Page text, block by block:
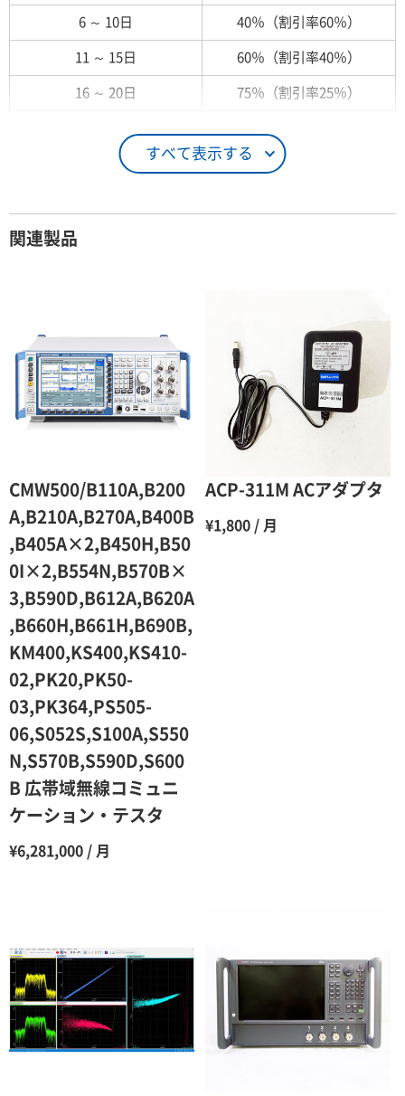
すべて表示する
6 ～ 10日 40％（割引率60％）
11 ～ 15日 60％（割引率40％）
16 ～ 20日 75％（割引率25％）
26日 ～ 1ヶ月 100％（割引率 0％）
90％（割引率10％）
3ヶ月 80％（割引率20％）
4ヶ月 75％（割引率25％）
70％（割引率30％）
7ヶ月
8ヶ月
9ヶ月
10ヶ月
11ヶ月
12ヶ月
関連製品
CMW500/B110A,B200
A,B210A,B270A,B400B
,B405A×2,B450H,B50
0I×2,B554N,B570B×
3,B590D,B612A,B620A
,B660H,B661H,B690B,
KM400,KS400,KS410-
02,PK20,PK50-
03,PK364,PS505-
06,S052S,S100A,S550
N,S570B,S590D,S600
B 広帯域無線コミュニ
ケーション・テスタ
¥6,281,000 / 月
ACP-311M ACアダプタ
¥1,800 / 月